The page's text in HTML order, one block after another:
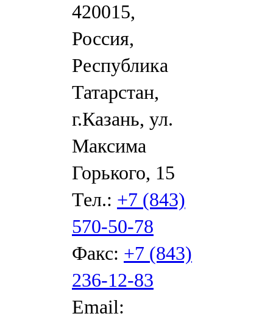
420015,
Россия,
Республика
Татарстан,
г.Казань, ул.
Максима
Горького, 15
Тел.: +7 (843)
570-50-78
Факс: +7 (843)
236-12-83
Email: